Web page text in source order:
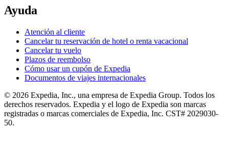
Ayuda
Atención al cliente
Cancelar tu reservación de hotel o renta vacacional
Cancelar tu vuelo
Plazos de reembolso
Cómo usar un cupón de Expedia
Documentos de viajes internacionales
© 2026 Expedia, Inc., una empresa de Expedia Group. Todos los
derechos reservados. Expedia y el logo de Expedia son marcas
registradas o marcas comerciales de Expedia, Inc. CST# 2029030-
50.